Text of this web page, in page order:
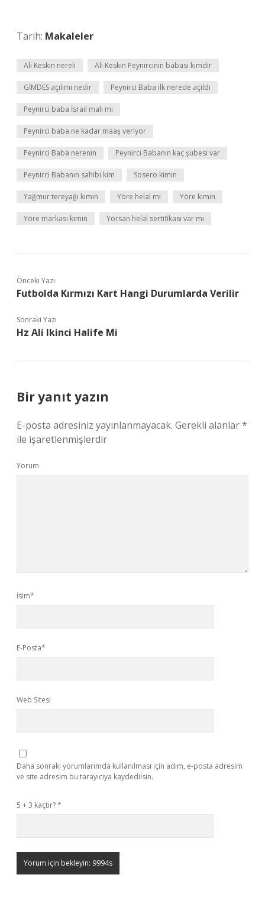
Tarih: Makaleler
Ali Keskin nereli Ali Keskin Peynircinin babası kimdir
GİMDES açılımı nedir Peynirci Baba ilk nerede açıldı
Peynirci baba İsrail malı mı
Peynirci baba ne kadar maaş veriyor
Peynirci Baba nerenin Peynirci Babanın kaç şubesi var
Peynirci Babanın sahibi kim Sosero kimin
Yağmur tereyağı kimin Yöre helal mi Yöre kimin
Yöre markası kimin Yörsan helal sertifikası var mı
Önceki Yazı
Futbolda Kırmızı Kart Hangi Durumlarda Verilir
Sonraki Yazı
Hz Ali Ikinci Halife Mi
Bir yanıt yazın
E-posta adresiniz yayınlanmayacak. Gerekli alanlar*
ile işaretlenmişlerdir
Yorum
İsim*
E-Posta*
Web Sitesi
Daha sonraki yorumlarımda kullanılması için adım, e-posta adresim
ve site adresim bu tarayıcıya kaydedilsin.
5 + 3 kaçtır?*